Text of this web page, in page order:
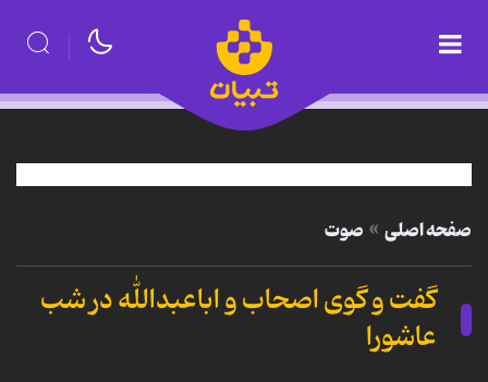
صفحه اصلی صوت
گفت و گوی اصحاب و اباعبدالله در شب
عاشورا